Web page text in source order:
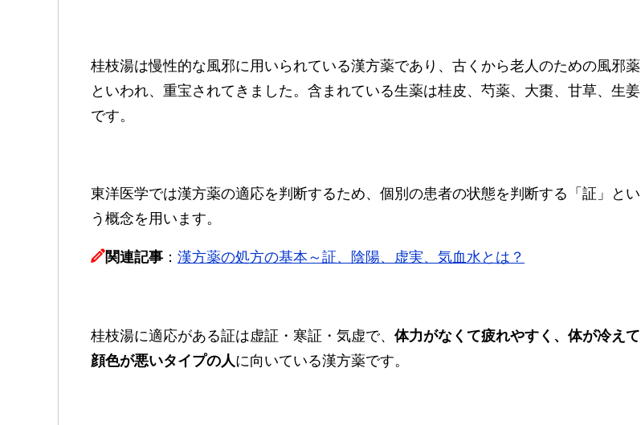
桂枝湯は慢性的な風邪に用いられている漢方薬であり、古くから老人のための風邪薬
といわれ、重宝されてきました。含まれている生薬は桂皮、芍薬、大棗、甘草、生姜
です。
東洋医学では漢方薬の適応を判断するため、個別の患者の状態を判断する「証」とい
う概念を用います。
関連記事 ： 漢方薬の処方の基本～証、陰陽、虚実、気血水とは？
桂枝湯に適応がある証は虚証・寒証・気虚で、 体力がなくて疲れやすく、体が冷えて
顔色が悪いタイプの人に向いている漢方薬です。